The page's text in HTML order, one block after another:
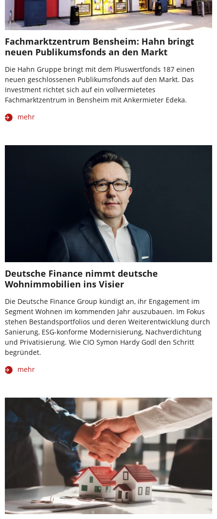
Fachmarktzentrum Bensheim: Hahn bringt
neuen Publikumsfonds an den Markt
Die Hahn Gruppe bringt mit dem Pluswertfonds 187 einen
neuen geschlossenen Publikumsfonds auf den Markt. Das
Investment richtet sich auf ein vollvermietetes
Fachmarktzentrum in Bensheim mit Ankermieter Edeka.
mehr
Deutsche Finance nimmt deutsche
Wohnimmobilien ins Visier
Die Deutsche Finance Group kündigt an, ihr Engagement im
Segment Wohnen im kommenden Jahr auszubauen. Im Fokus
stehen Bestandsportfolios und deren Weiterentwicklung durch
Sanierung, ESG-konforme Modernisierung, Nachverdichtung
und Privatisierung. Wie CIO Symon Hardy Godl den Schritt
begründet.
mehr